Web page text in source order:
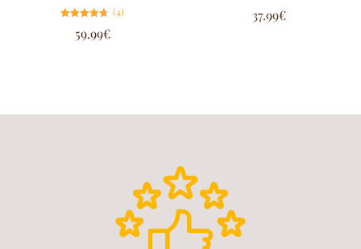
4.75
sur 5
(4)
59.99€
5.00
sur 5
37.99€